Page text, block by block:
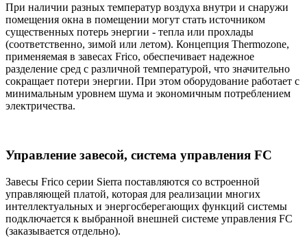
При наличии разных температур воздуха внутри и снаружи
помещения окна в помещении могут стать источником
существенных потерь энергии - тепла или прохлады
(соответственно, зимой или летом). Концепция Thermozone,
применяемая в завесах Frico, обеспечивает надежное
разделение сред с различной температурой, что значительно
сокращает потери энергии. При этом оборудование работает с
минимальным уровнем шума и экономичным потреблением
электричества.
Управление завесой, система управления FC
Завесы Frico серии Sierra поставляются со встроенной
управляющей платой, которая для реализации многих
интеллектуальных и энергосберегающих функций системы
подключается к выбранной внешней системе управления FC
(заказывается отдельно).